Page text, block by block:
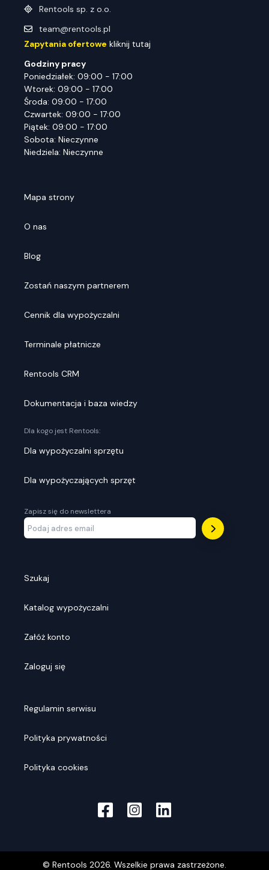
Rentools sp. z o.o.
team@rentools.pl
Zapytania ofertowe kliknij tutaj
Godziny pracy
Poniedziałek: 09:00 - 17:00
Wtorek: 09:00 - 17:00
Środa: 09:00 - 17:00
Czwartek: 09:00 - 17:00
Piątek: 09:00 - 17:00
Sobota: Nieczynne
Niedziela: Nieczynne
Mapa strony
O nas
Blog
Zostań naszym partnerem
Cennik dla wypożyczalni
Terminale płatnicze
Rentools CRM
Dokumentacja i baza wiedzy
Dla kogo jest Rentools:
Dla wypożyczalni sprzętu
Dla wypożyczających sprzęt
Zapisz się do newslettera
Szukaj
Katalog wypożyczalni
Załóż konto
Zaloguj się
Regulamin serwisu
Polityka prywatności
Polityka cookies
© Rentools 2026. Wszelkie prawa zastrzeżone.